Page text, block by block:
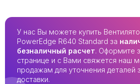
У нас Вы можете купить
PowerEdge R640 Standard за
безналичный расчет. Оформите
странице и с Вами свяжется наш
продажам для уточнения деталей
доставки.